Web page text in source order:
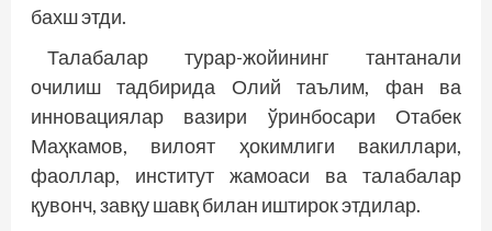
бахш этди.
Талабалар турар-жойининг тантанали
очилиш тадбирида Олий таълим, фан ва
инновациялар вазири ўринбосари Отабек
Маҳкамов, вилоят ҳокимлиги вакиллари,
фаоллар, институт жамоаси ва талабалар
қувонч, завқу шавқ билан иштирок этдилар.